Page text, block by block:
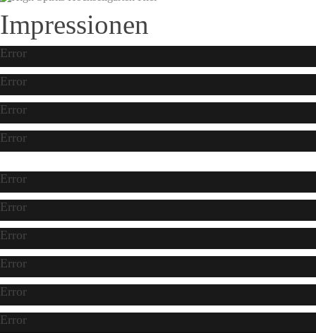
Impressionen
Error
Error
Error
Error
Error
Error
Error
Error
Error
Error